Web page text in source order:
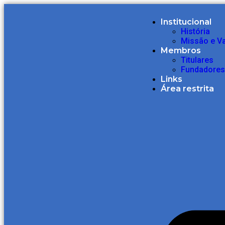
Institucional
História
Missão e
Membros
Titulares
Fundadores
Links
Área restrita